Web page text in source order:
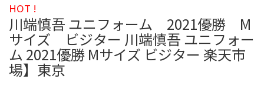
HOT !
川端慎吾 ユニフォーム 2021優勝 M
サイズ ビジター 川端慎吾 ユニフォー
ム 2021優勝 Mサイズ ビジター 楽天市
場】東京